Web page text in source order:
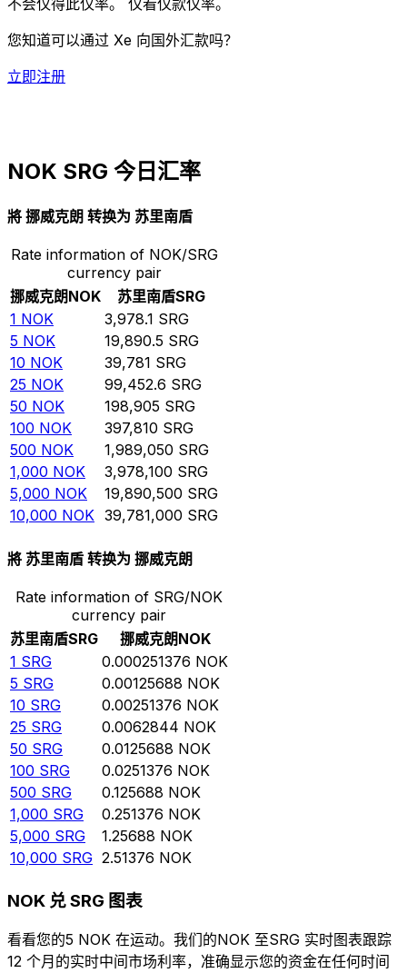
不会仅得此仅率。 仅看仅款仅率。
您知道可以通过 Xe 向国外汇款吗？
立即注册
NOK SRG 今日汇率
將 挪威克朗 转换为 苏里南盾
Rate information of NOK/SRG
currency pair
挪威克朗NOK 苏里南盾SRG
1 NOK 3,978.1 SRG
5 NOK 19,890.5 SRG
10 NOK 39,781 SRG
25 NOK 99,452.6 SRG
50 NOK 198,905 SRG
100 NOK 397,810 SRG
500 NOK 1,989,050 SRG
1,000 NOK 3,978,100 SRG
5,000 NOK 19,890,500 SRG
10,000 NOK 39,781,000 SRG
將 苏里南盾 转换为 挪威克朗
Rate information of SRG/NOK
currency pair
苏里南盾SRG 挪威克朗NOK
1 SRG 0.000251376 NOK
5 SRG 0.00125688 NOK
10 SRG 0.00251376 NOK
25 SRG 0.0062844 NOK
50 SRG 0.0125688 NOK
100 SRG 0.0251376 NOK
500 SRG 0.125688 NOK
1,000 SRG 0.251376 NOK
5,000 SRG 1.25688 NOK
10,000 SRG 2.51376 NOK
NOK 兑 SRG 图表
看看您的5 NOK 在运动。我们的NOK 至SRG 实时图表跟踪
12 个月的实时中间市场利率，准确显示您的资金在任何时间